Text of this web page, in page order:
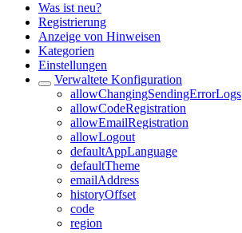
Was ist neu?
Registrierung
Anzeige von Hinweisen
Kategorien
Einstellungen
Verwaltete Konfiguration
allowChangingSendingErrorLogs
allowCodeRegistration
allowEmailRegistration
allowLogout
defaultAppLanguage
defaultTheme
emailAddress
historyOffset
code
region